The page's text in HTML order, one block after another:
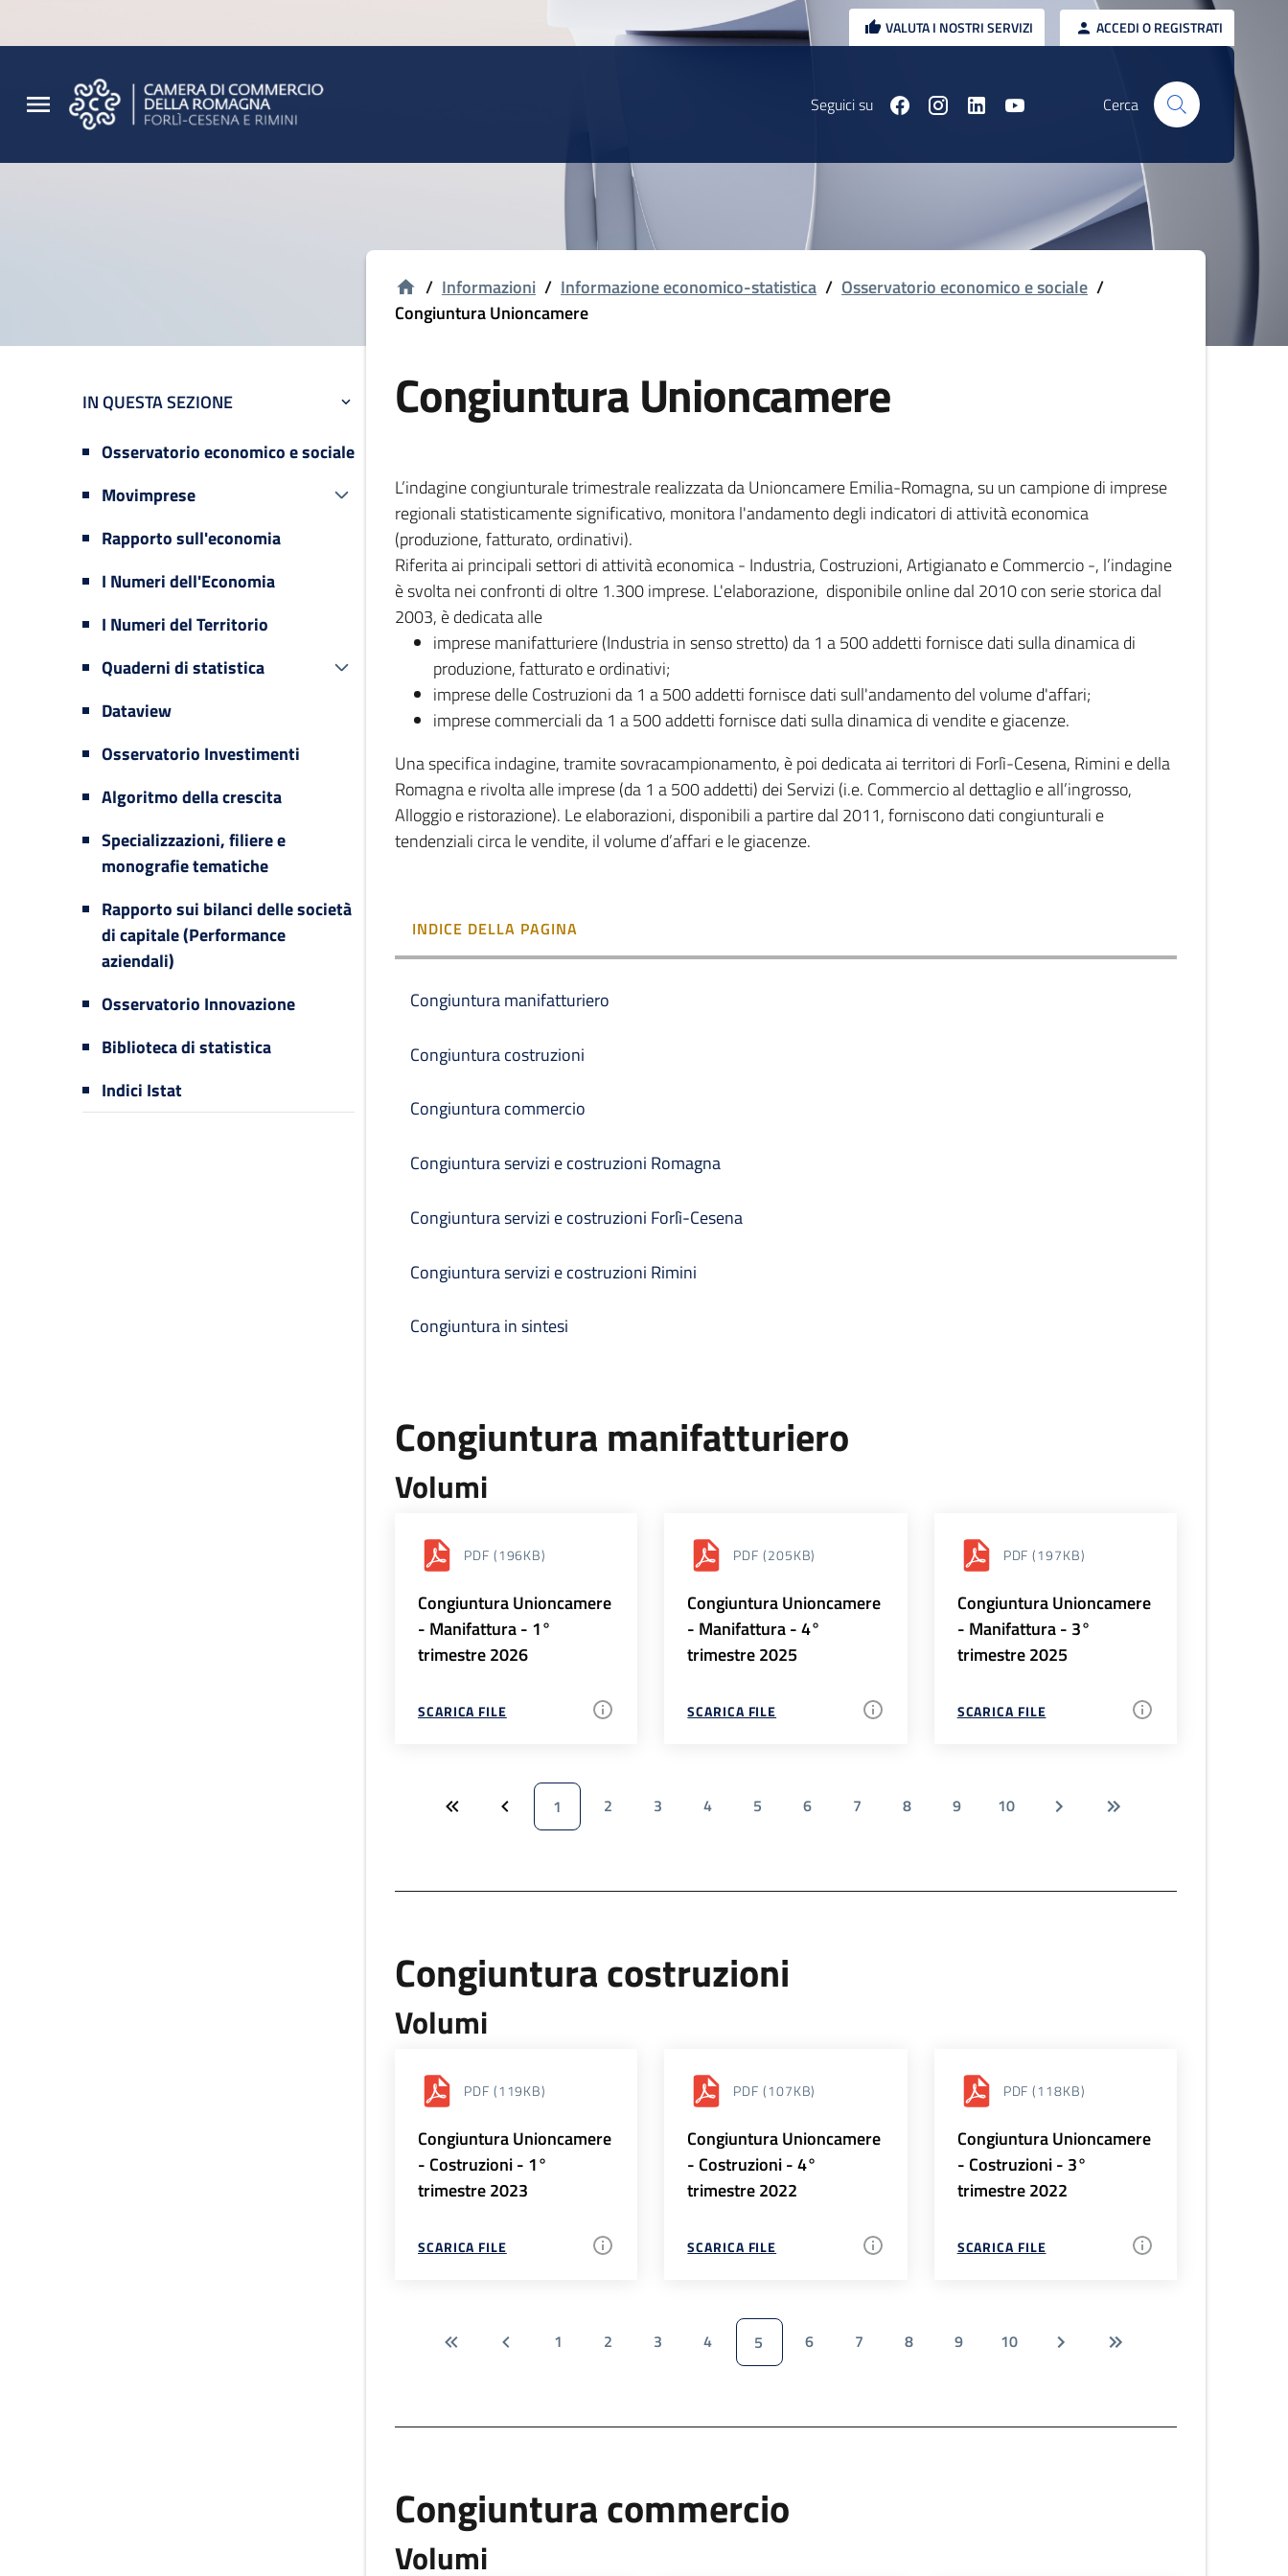
VALUTA I NOSTRI SERVIZI ACCEDI O REGISTRATI
Seguici su Cerca
IN QUESTA SEZIONE
Osservatorio economico e sociale
Movimprese
Rapporto sull'economia
I Numeri dell'Economia
I Numeri del Territorio
Quaderni di statistica
Dataview
Osservatorio Investimenti
Algoritmo della crescita
Specializzazioni, filiere e
monografie tematiche
Rapporto sui bilanci delle società
di capitale (Performance
aziendali)
Osservatorio Innovazione
Biblioteca di statistica
Indici Istat
/ Informazioni / Informazione economico-statistica / Osservatorio economico e sociale /
Congiuntura Unioncamere
Congiuntura Unioncamere
L’indagine congiunturale trimestrale realizzata da Unioncamere Emilia-Romagna, su un campione di imprese
regionali statisticamente significativo, monitora l'andamento degli indicatori di attività economica
(produzione, fatturato, ordinativi).
Riferita ai principali settori di attività economica - Industria, Costruzioni, Artigianato e Commercio -, l’indagine
è svolta nei confronti di oltre 1.300 imprese. L'elaborazione, disponibile online dal 2010 con serie storica dal
2003, è dedicata alle
imprese manifatturiere (Industria in senso stretto) da 1 a 500 addetti fornisce dati sulla dinamica di
produzione, fatturato e ordinativi;
imprese delle Costruzioni da 1 a 500 addetti fornisce dati sull'andamento del volume d'affari;
imprese commerciali da 1 a 500 addetti fornisce dati sulla dinamica di vendite e giacenze.
Una specifica indagine, tramite sovracampionamento, è poi dedicata ai territori di Forlì-Cesena, Rimini e della
Romagna e rivolta alle imprese (da 1 a 500 addetti) dei Servizi (i.e. Commercio al dettaglio e all’ingrosso,
Alloggio e ristorazione). Le elaborazioni, disponibili a partire dal 2011, forniscono dati congiunturali e
tendenziali circa le vendite, il volume d’affari e le giacenze.
INDICE DELLA PAGINA
Congiuntura manifatturiero
Congiuntura costruzioni
Congiuntura commercio
Congiuntura servizi e costruzioni Romagna
Congiuntura servizi e costruzioni Forlì-Cesena
Congiuntura servizi e costruzioni Rimini
Congiuntura in sintesi
Congiuntura manifatturiero
Volumi
PDF (196KB)
Congiuntura Unioncamere
- Manifattura - 1°
trimestre 2026
SCARICA FILE
PDF (205KB)
Congiuntura Unioncamere
- Manifattura - 4°
trimestre 2025
SCARICA FILE
PDF (197KB)
Congiuntura Unioncamere
- Manifattura - 3°
trimestre 2025
SCARICA FILE
1 2 3 4 5 6 7 8 9 10
Congiuntura costruzioni
Volumi
PDF (119KB)
Congiuntura Unioncamere
- Costruzioni - 1°
trimestre 2023
SCARICA FILE
PDF (107KB)
Congiuntura Unioncamere
- Costruzioni - 4°
trimestre 2022
SCARICA FILE
PDF (118KB)
Congiuntura Unioncamere
- Costruzioni - 3°
trimestre 2022
SCARICA FILE
1 2 3 4 5 6 7 8 9 10
Congiuntura commercio
Volumi